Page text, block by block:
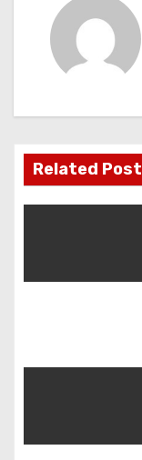
i
ó
d
e
t
Related Post